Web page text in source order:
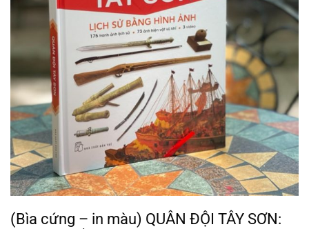
(Bìa cứng – in màu) QUÂN ĐỘI TÂY SƠN: